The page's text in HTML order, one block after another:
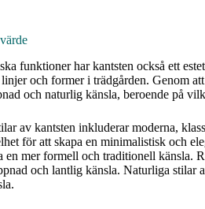
funktioner har kantsten också ett
och former i trädgården. Genom
och naturlig känsla, beroende på
av kantsten inkluderar moderna,
för att skapa en minimalistisk och
en mer formell och traditionell känsla.
och lantlig känsla. Naturliga stilar